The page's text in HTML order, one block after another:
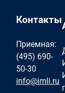
Контакты
Приемная:
(495) 690-
50-30
info@imli.ru